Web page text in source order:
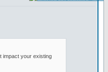
impact your existing